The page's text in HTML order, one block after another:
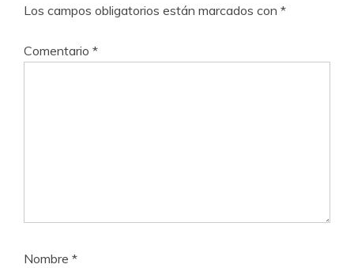
Los campos obligatorios están marcados con *
Comentario *
Nombre *